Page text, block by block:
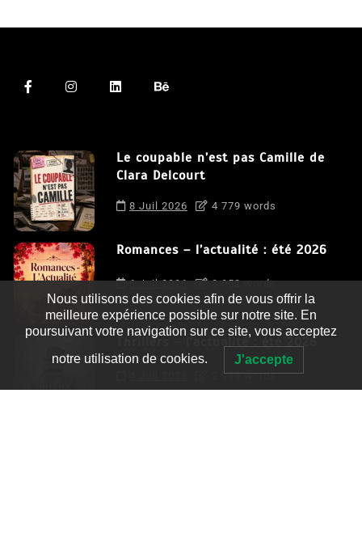
Le coupable n’est pas Camille de
Clara Delcourt
8 Juil 2026 4 779 words
Romances – l’actualité : été 2026
6 Juil 2026 3 052 words
Thrillers – l’actualité : été 2026
2 995 words
Nous utilisons des cookies afin de vous offrir la
meilleure expérience possible sur notre site. En
poursuivant votre navigation sur ce site, vous acceptez
notre utilisation de cookies. J'accepte